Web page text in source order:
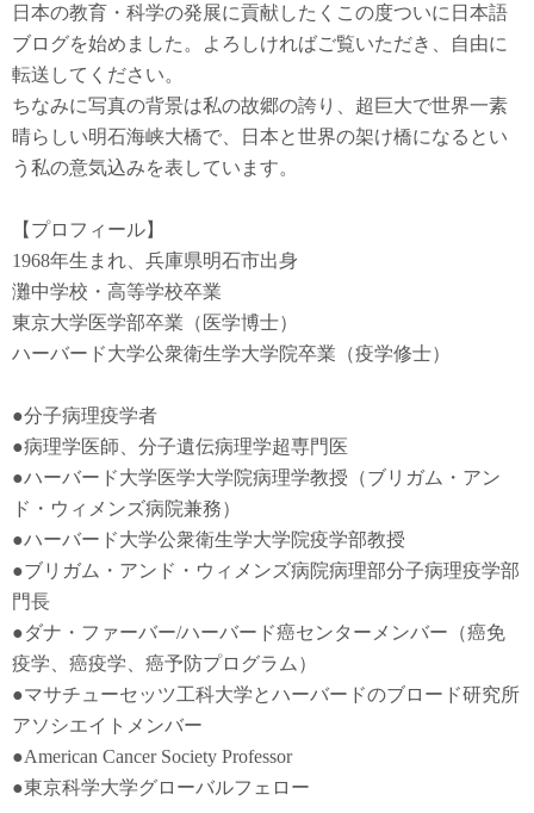
日本の教育・科学の発展に貢献したくこの度ついに日本語
ブログを始めました。よろしければご覧いただき、自由に
転送してください。
ちなみに写真の背景は私の故郷の誇り、超巨大で世界一素
晴らしい明石海峡大橋で、日本と世界の架け橋になるとい
う私の意気込みを表しています。
【プロフィール】
1968年生まれ、兵庫県明石市出身
灘中学校・高等学校卒業
東京大学医学部卒業（医学博士）
ハーバード大学公衆衛生学大学院卒業（疫学修士）
●分子病理疫学者
●病理学医師、分子遺伝病理学超専門医
●ハーバード大学医学大学院病理学教授（ブリガム・アン
ド・ウィメンズ病院兼務）
●ハーバード大学公衆衛生学大学院疫学部教授
●ブリガム・アンド・ウィメンズ病院病理部分子病理疫学部
門長
●ダナ・ファーバー/ハーバード癌センターメンバー（癌免
疫学
癌疫学 、癌予防プログラム）
●マサチューセッツ工科大学とハーバードのブロード研究所
アソシエイトメンバー
●American Cancer Society Professor
●東京科学大学グローバルフェロー